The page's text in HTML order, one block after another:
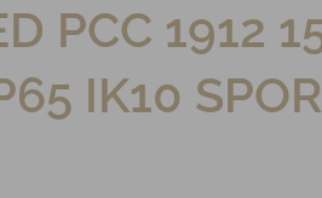
PCC 1912
IK10